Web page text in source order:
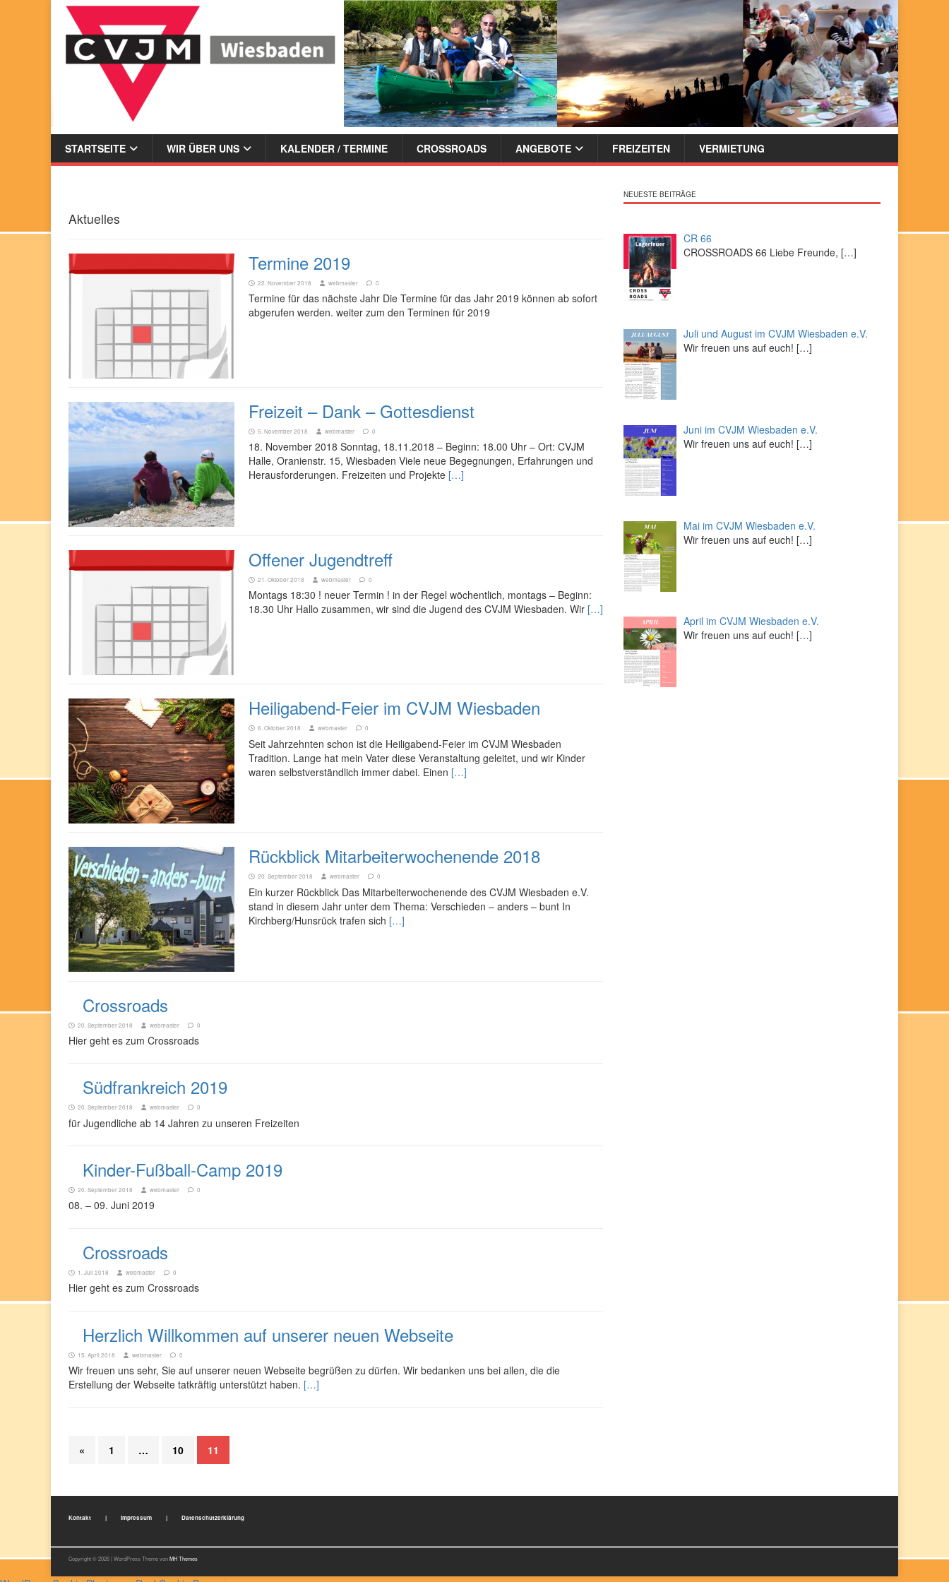
STARTSEITE WIR ÜBER UNS KALENDER / TERMINE CROSSROADS ANGEBOTE FREIZEITEN VERMIETUNG
Aktuelles
Termine 2019
22. November 2018 webmaster 0
Termine für das nächste Jahr Die Termine für das Jahr 2019 können ab sofort
abgerufen werden. weiter zum den Terminen für 2019
Freizeit – Dank – Gottesdienst
5. November 2018 webmaster 0
18. November 2018 Sonntag, 18.11.2018 – Beginn: 18.00 Uhr – Ort: CVJM
Halle, Oranienstr. 15, Wiesbaden Viele neue Begegnungen, Erfahrungen und
Herausforderungen. Freizeiten und Projekte […]
Offener Jugendtreff
21. Oktober 2018 webmaster 0
Montags 18:30 ! neuer Termin ! in der Regel wöchentlich, montags – Beginn:
18.30 Uhr Hallo zusammen, wir sind die Jugend des CVJM Wiesbaden. Wir […]
Heiligabend-Feier im CVJM Wiesbaden
6. Oktober 2018 webmaster 0
Seit Jahrzehnten schon ist die Heiligabend-Feier im CVJM Wiesbaden
Tradition. Lange hat mein Vater diese Veranstaltung geleitet, und wir Kinder
waren selbstverständlich immer dabei. Einen […]
Rückblick Mitarbeiterwochenende 2018
20. September 2018 webmaster 0
Ein kurzer Rückblick Das Mitarbeiterwochenende des CVJM Wiesbaden e.V.
stand in diesem Jahr unter dem Thema: Verschieden – anders – bunt In
Kirchberg/Hunsrück trafen sich […]
Crossroads
20. September 2018 webmaster 0
Hier geht es zum Crossroads
Südfrankreich 2019
20. September 2018 webmaster 0
für Jugendliche ab 14 Jahren zu unseren Freizeiten
Kinder-Fußball-Camp 2019
20. September 2018 webmaster 0
08. – 09. Juni 2019
Crossroads
1. Juli 2018 webmaster 0
Hier geht es zum Crossroads
Herzlich Willkommen auf unserer neuen Webseite
15. April 2018 webmaster 0
Wir freuen uns sehr, Sie auf unserer neuen Webseite begrüßen zu dürfen. Wir bedanken uns bei allen, die die
Erstellung der Webseite tatkräftig unterstützt haben. […]
« 1 … 10 11
NEUESTE BEITRÄGE
CR 66
CROSSROADS 66 Liebe Freunde, […]
Juli und August im CVJM Wiesbaden e.V.
Wir freuen uns auf euch! […]
Juni im CVJM Wiesbaden e.V.
Wir freuen uns auf euch! […]
Mai im CVJM Wiesbaden e.V.
Wir freuen uns auf euch! […]
April im CVJM Wiesbaden e.V.
Wir freuen uns auf euch! […]
Kontakt | Impressum | Datenschutzerklärung
Copyright © 2026 | WordPress Theme vonMH Themes